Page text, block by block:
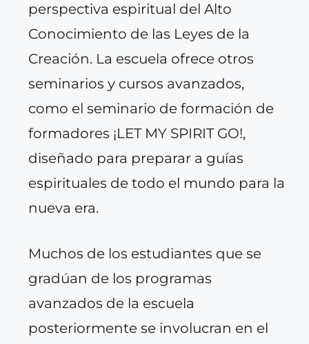
perspectiva espiritual del Alto
Conocimiento de las Leyes de la
Creación. La escuela ofrece otros
seminarios y cursos avanzados,
como el seminario de formación de
formadores ¡LET MY SPIRIT GO!,
diseñado para preparar a guías
espirituales de todo el mundo para la
nueva era.
Muchos de los estudiantes que se
gradúan de los programas
avanzados de la escuela
posteriormente se involucran en el